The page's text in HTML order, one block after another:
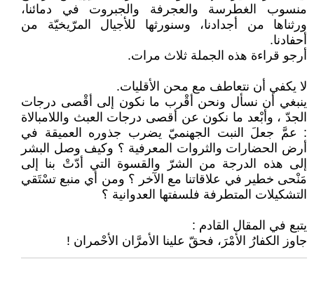
منسوب الغطرسة والعجرفة والجبروت في دمائنا،
ورثناها من أجدادنا، وسنورثها للأجيال المرّيخيّة من
أحفادنا.
أرجو قراءة هذه الجملة ثلاث مرات.
لا يكفي أن نتعاطف مع محن الأقليات.
ينبغي أن نسأل ونحن أقْرب ما نكون إلى أقْصى درجات
الجدّ ، وأبْعد ما نكون عن أقصى درجات العبث واللامبالاة
: عمَّ جعلَ النبت الجهنميّ يضرب جذوره العميقة في
أرض الحضارات والثروات المعرفية ؟ وكيف وصل البشر
إلى هذه الدرجة من الشرّ والقسوة التي أدّتْ بنا إلى
مَنْحى خطير في علاقاتنا مع الآخر ؟ ومن أي منبع تسْتَقي
التشكيلات المتطرفة فلسفتها العدوانية ؟
يتبع في المقال القادم :
جاوز الكفارُ الأمْرَ، فحقّ علينا الأمرَّان الأحْمران !